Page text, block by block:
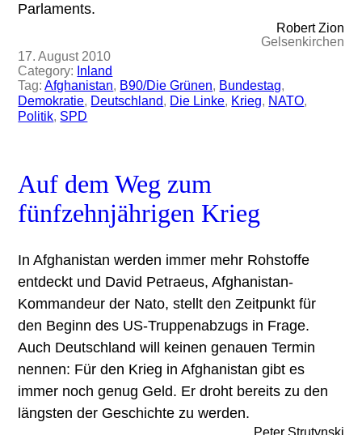
Parlaments.
Robert Zion
Gelsenkirchen
17. August 2010
Category: Inland
Tag:Afghanistan, B90/Die Grünen, Bundestag
Demokratie, Deutschland, Die Linke, Krieg, NATO
Politik, SPD
Auf dem Weg zum
fünfzehnjährigen Krieg
In Afghanistan werden immer mehr Rohstoffe
entdeckt und David Petraeus, Afghanistan-
Kommandeur der Nato, stellt den Zeitpunkt für
den Beginn des US-Truppenabzugs in Frage.
Auch Deutschland will keinen genauen Termin
nennen: Für den Krieg in Afghanistan gibt es
immer noch genug Geld. Er droht bereits zu den
längsten der Geschichte zu werden.
Peter Strutynski